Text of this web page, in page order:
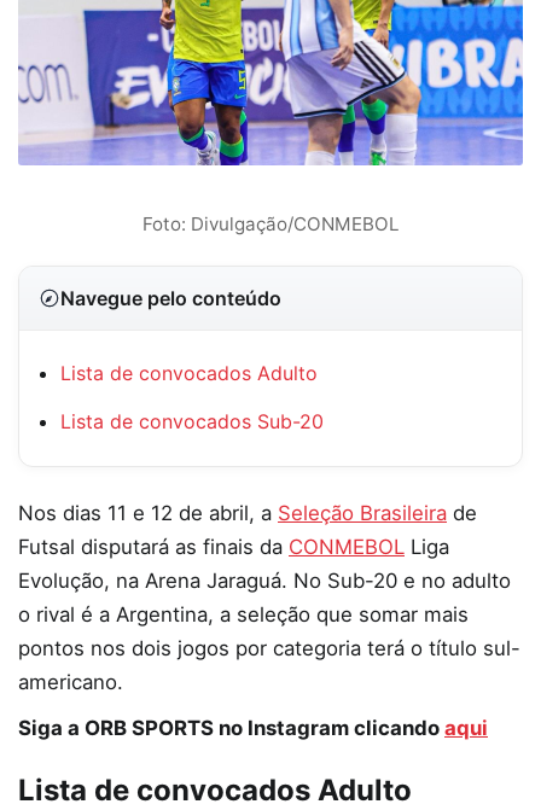
Foto: Divulgação/CONMEBOL
Navegue pelo conteúdo
Lista de convocados Adulto
Lista de convocados Sub-20
Nos dias 11 e 12 de abril, a Seleção Brasileira de
Futsal disputará as finais da CONMEBOL Liga
Evolução, na Arena Jaraguá. No Sub-20 e no adulto
o rival é a Argentina, a seleção que somar mais
pontos nos dois jogos por categoria terá o título sul-
americano.
Siga a ORB SPORTS no Instagram clicando aqui
Lista de convocados Adulto